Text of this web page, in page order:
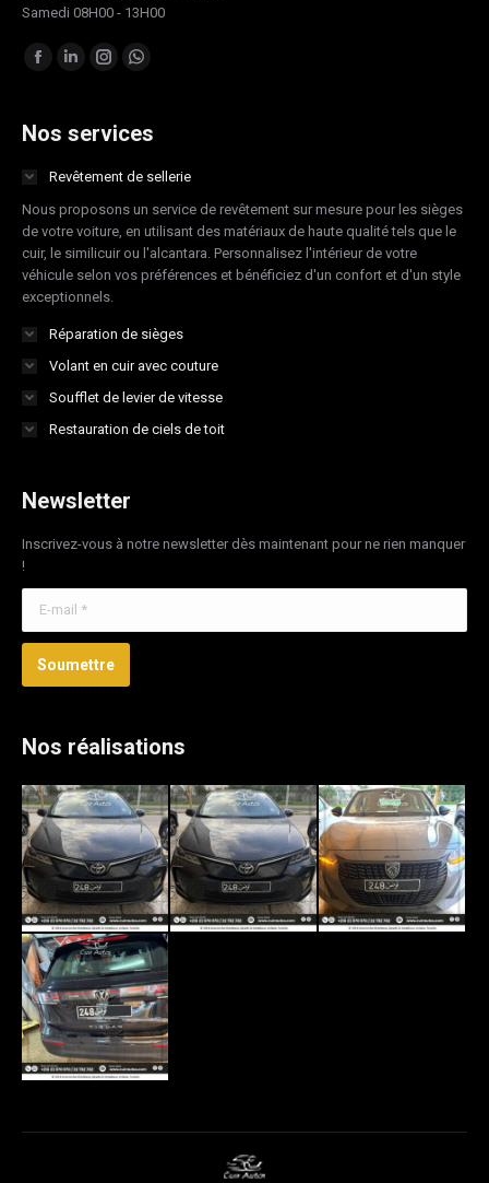
Samedi 08H00 - 13H00
Trouvez nous sur :
Facebook
opens
new
window
LinkedIn
opens
new
window
Instagram
opens
new
window
Whatsapp
opens
new
window
Nos services
Revêtement de sellerie
Nous proposons un service de revêtement sur mesure pour les sièges
de votre voiture, en utilisant des matériaux de haute qualité tels que le
cuir, le similicuir ou l'alcantara. Personnalisez l'intérieur de votre
véhicule selon vos préférences et bénéficiez d'un confort et d'un style
exceptionnels.
Réparation de sièges
Volant en cuir avec couture
Soufflet de levier de vitesse
Restauration de ciels de toit
Newsletter
Inscrivez-vous à notre newsletter dès maintenant pour ne rien manquer
!
Soumettre
Nos réalisations